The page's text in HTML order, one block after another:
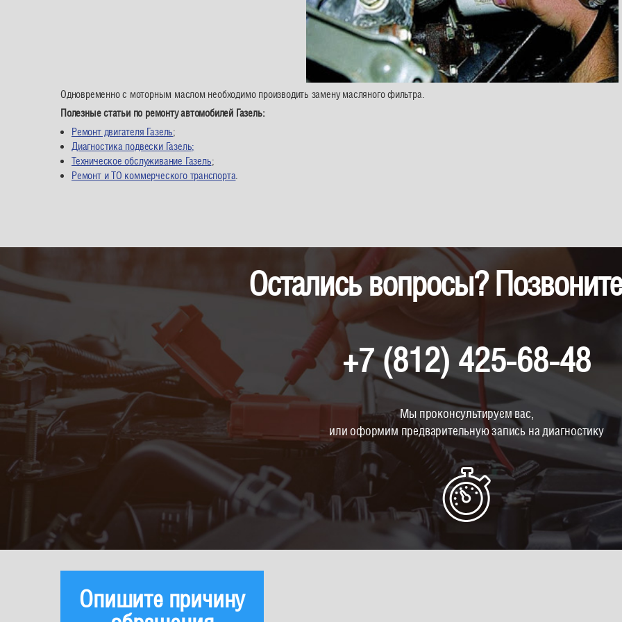
Одновременно с моторным маслом необходимо производить замену масляного фильтра.
Полезные статьи по ремонту автомобилей Газель:
Ремонт двигателя Газель;
Диагностика подвески Газель;
Техническое обслуживание Газель;
Ремонт и ТО коммерческого транспорта
Остались вопросы?
+7 (812) 425-68-48
Мы проконсультируем вас,
или оформим предварительную запись на диагностику
Опишите причину